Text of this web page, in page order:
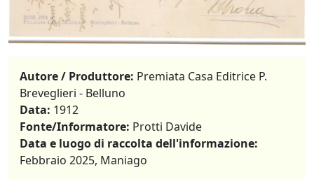
Autore / Produttore: Premiata Casa Editrice P.
Breveglieri - Belluno
Data: 1912
Fonte/Informatore: Protti Davide
Data e luogo di raccolta dell'informazione:
Febbraio 2025, Maniago